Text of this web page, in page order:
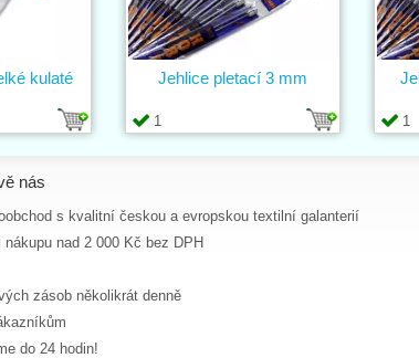
kulaté
1
Jehlice pletací 3 mm
1
nás
s kvalitní českou a evropskou textilní galanterií
nákupu nad 2 000 Kč bez DPH
zásob několikrát denně
do 24 hodin!